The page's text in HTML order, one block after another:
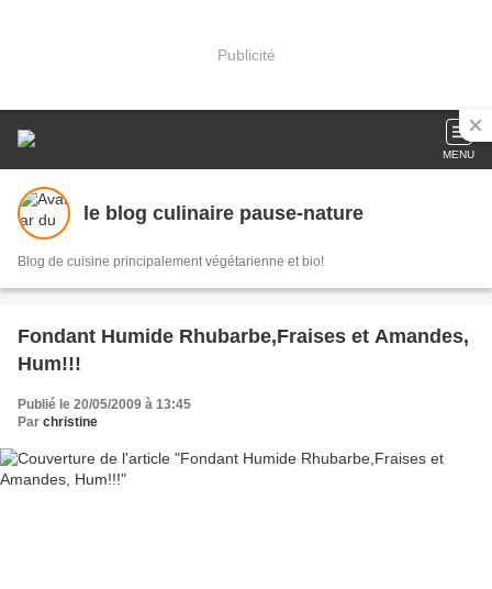
Publicité
MENU
le blog culinaire pause-nature
Blog de cuisine principalement végétarienne et bio!
Fondant Humide Rhubarbe,Fraises et Amandes,
Hum!!!
Publié le 20/05/2009 à 13:45
Par christine